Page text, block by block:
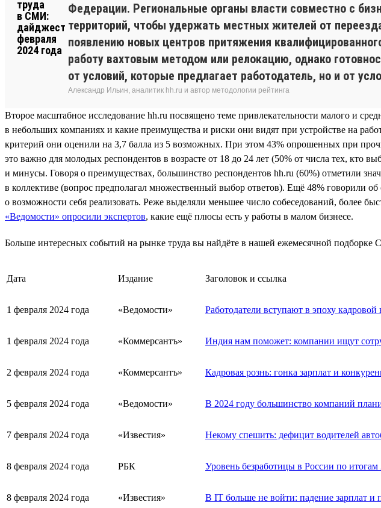
Федерации. Региональные органы власти совместно с
территорий, чтобы удержать местных жителей от
появлению новых центров притяжения
работу вахтовым методом или релокацию, однако
от условий, которые предлагает работодатель, но и от
Александр Ильин, аналитик hh.ru и автор методологии рейтинга
Второе масштабное исследование hh.ru посвящено теме привлекательности малого и
в небольших компаниях и какие преимущества и риски они видят при устройстве на
критерий они оценили на 3,7 балла из 5 возможных. При этом 43% опрошенных при
это важно для молодых респондентов в возрасте от 18 до 24 лет (50% от числа тех,
и минусы. Говоря о преимуществах, большинство респондентов hh.ru (60%) отметили
в коллективе (вопрос предполагал множественный выбор ответов). Ещё 48% говорили
о возможности себя реализовать. Реже выделяли меньшее число собеседований, более
«Ведомости» опросили экспертов, какие ещё плюсы есть у работы в малом бизнесе.
Больше интересных событий на рынке труда вы найдёте в нашей ежемесячной подборке
Дата Издание Заголовок и ссылка
1 февраля 2024 года «Ведомости» Работодатели вступают в эпоху кадровой
1 февраля 2024 года «Коммерсантъ» Индия нам поможет: компании ищут
2 февраля 2024 года «Коммерсантъ» Кадровая рознь: гонка зарплат и
5 февраля 2024 года «Ведомости» В 2024 году большинство компаний
7 февраля 2024 года «Известия» Некому спешить: дефицит водителей
8 февраля 2024 года РБК Уровень безработицы в России по
8 февраля 2024 года «Известия» В IT больше не войти: падение зарплат и